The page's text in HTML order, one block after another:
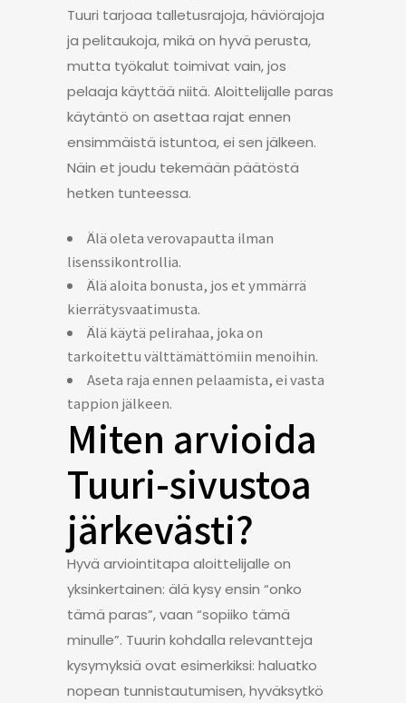
Tuuri tarjoaa talletusrajoja, häviörajoja
ja pelitaukoja, mikä on hyvä perusta,
mutta työkalut toimivat vain, jos
pelaaja käyttää niitä. Aloittelijalle paras
käytäntö on asettaa rajat ennen
ensimmäistä istuntoa, ei sen jälkeen.
Näin et joudu tekemään päätöstä
hetken tunteessa.
Älä oleta verovapautta ilman
lisenssikontrollia.
Älä aloita bonusta, jos et ymmärrä
kierrätysvaatimusta.
Älä käytä pelirahaa, joka on
tarkoitettu välttämättömiin menoihin.
Aseta raja ennen pelaamista, ei vasta
tappion jälkeen.
Miten arvioida
Tuuri-sivustoa
järkevästi?
Hyvä arviointitapa aloittelijalle on
yksinkertainen: älä kysy ensin “onko
tämä paras”, vaan “sopiiko tämä
minulle”. Tuurin kohdalla relevantteja
kysymyksiä ovat esimerkiksi: haluatko
nopean tunnistautumisen, hyväksytkö